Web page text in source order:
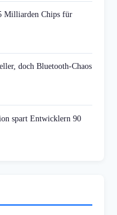
Milliarden Chips für
doch Bluetooth-Chaos
spart Entwicklern 90